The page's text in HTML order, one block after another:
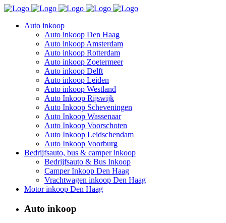
Auto inkoop
Auto inkoop Den Haag
Auto inkoop Amsterdam
Auto inkoop Rotterdam
Auto inkoop Zoetermeer
Auto inkoop Delft
Auto inkoop Leiden
Auto inkoop Westland
Auto Inkoop Rijswijk
Auto Inkoop Scheveningen
Auto Inkoop Wassenaar
Auto Inkoop Voorschoten
Auto Inkoop Leidschendam
Auto Inkoop Voorburg
Bedrijfsauto, bus & camper inkoop
Bedrijfsauto & Bus Inkoop
Camper Inkoop Den Haag
Vrachtwagen inkoop Den Haag
Motor inkoop Den Haag
Auto inkoop